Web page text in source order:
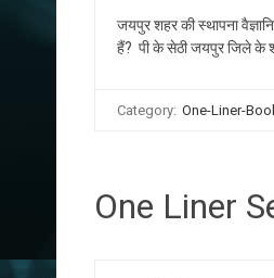
जयपुर शहर की स्थापना
हैं? पी के सेठी जयपुर जिले के
Category: One-Liner-
One Liner